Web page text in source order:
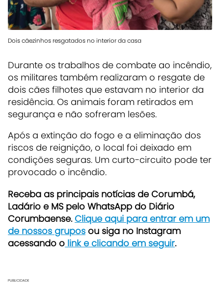
Dois cãezinhos resgatados no interior da casa
Durante os trabalhos de combate ao incêndio,
os militares também realizaram o resgate de
dois cães filhotes que estavam no interior da
residência. Os animais foram retirados em
segurança e não sofreram lesões.
Após a extinção do fogo e a eliminação dos
riscos de reignição, o local foi deixado em
condições seguras. Um curto-circuito pode ter
provocado o incêndio.
Receba as principais notícias de Corumbá,
Ladário e MS pelo WhatsApp do Diário
Corumbaense. Clique aqui para entrar em um
de nossos grupos ou siga no Instagram
acessando o link e clicando em seguir.
PUBLICIDADE